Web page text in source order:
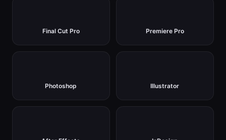
Final Cut Pro Premiere Pro
Photoshop Illustrator